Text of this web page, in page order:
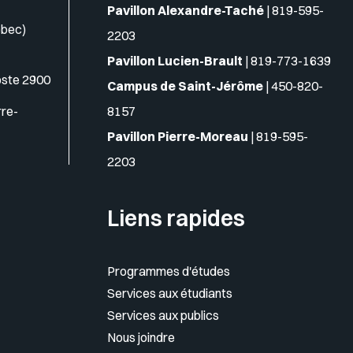
2900
Pavillon Alexandre-Taché |819-595-
2203
Pavillon Lucien-Brault |819-773-1639
Campus de Saint-Jérôme |450-820-
8157
Pavillon Pierre-Moreau |819-595-
2203
Liens rapides
Programmes d'études
Services aux étudiants
Services aux publics
Nous joindre